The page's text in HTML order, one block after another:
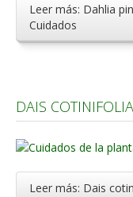
Leer más: Dahlia
Cuidados
DAIS
Leer más: Dais